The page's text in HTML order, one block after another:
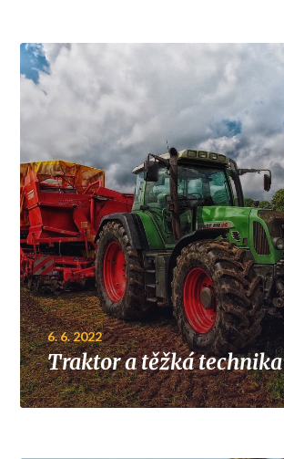
6. 6. 2022
Traktor a těžká technika